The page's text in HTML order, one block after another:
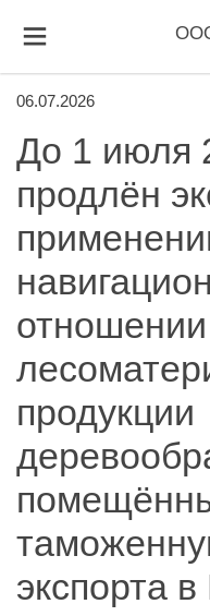
06.07.2026
До 1 июля
продлён
отношении
продукции
экспорта